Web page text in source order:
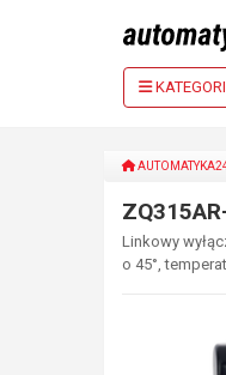
Linkowy
o 45°,